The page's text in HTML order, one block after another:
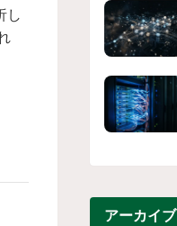
し
アーカイブ